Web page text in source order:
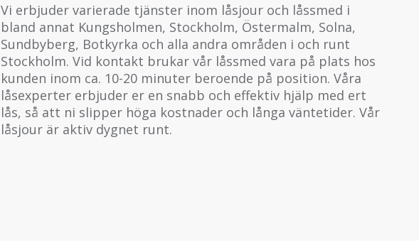
Vi erbjuder varierade tjänster inom låsjour och låssmed i
bland annat Kungsholmen, Stockholm, Östermalm, Solna,
Sundbyberg, Botkyrka och alla andra områden i och runt
Stockholm. Vid kontakt brukar vår låssmed vara på plats hos
kunden inom ca. 10-20 minuter beroende på position. Våra
låsexperter erbjuder er en snabb och effektiv hjälp med ert
lås, så att ni slipper höga kostnader och långa väntetider. Vår
låsjour är aktiv dygnet runt.